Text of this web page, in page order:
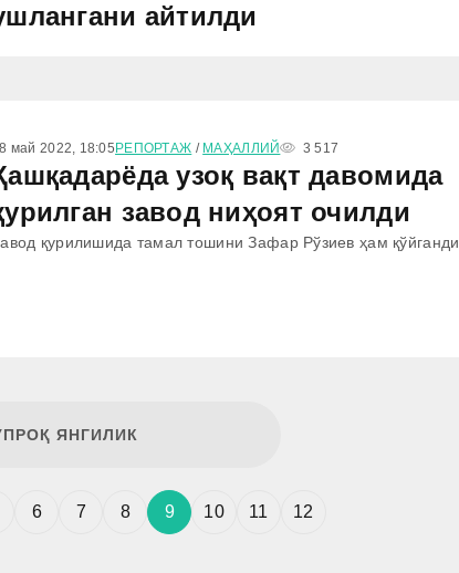
айтилди
май 2022, 18:05 РЕПОРТАЖ / МАҲАЛЛИЙ 3 517
узоқ вақт давомида
завод ниҳоят очилди
қурилишида тамал тошини Зафар Рўзиев ҳам қўйганди.
ЯНГИЛИК
6 7 8 9 10 11 12